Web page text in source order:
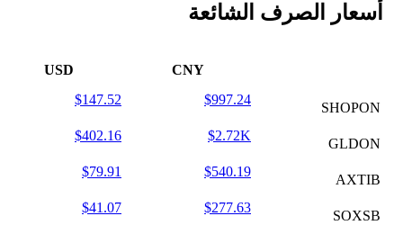
أسعار الصرف الشائعة
CNY
USD
SHOPON
$997.24
$147.52
GLDON
$2.72K
$402.16
AXTIB
$540.19
$79.91
SOXSB
$277.63
$41.07